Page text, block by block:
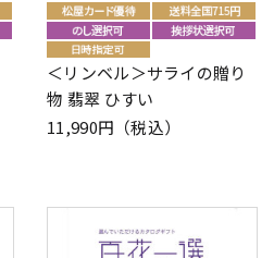
＜リンベル＞サライの贈り
物 翡翠 ひすい
11,990円（税込）